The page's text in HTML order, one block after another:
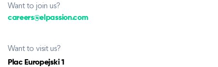
Want to join us?
careers@elpassion.com
Want to visit us?
Plac Europejski 1